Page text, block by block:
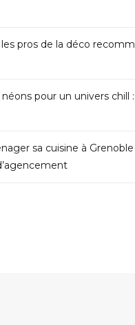
pros de la déco
néons pour un univers chill
sa cuisine à